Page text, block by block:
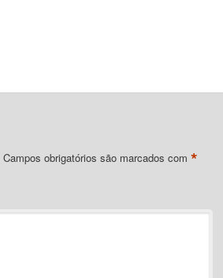
Campos obrigatórios são marcados com*